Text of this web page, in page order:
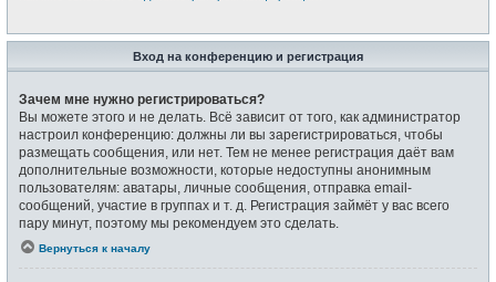
Вход на конференцию и регистрация
Зачем мне нужно регистрироваться?
Вы можете этого и не делать. Всё зависит от того, как администратор
настроил конференцию: должны ли вы зарегистрироваться, чтобы
размещать сообщения, или нет. Тем не менее регистрация даёт вам
дополнительные возможности, которые недоступны анонимным
пользователям: аватары, личные сообщения, отправка email-
сообщений, участие в группах и т. д. Регистрация займёт у вас всего
пару минут, поэтому мы рекомендуем это сделать.
Вернуться к началу